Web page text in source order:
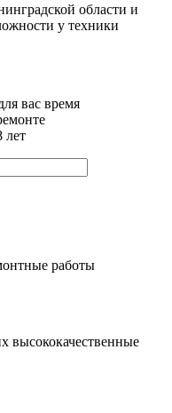
области и
у техники
вас время
лет
работы
высококачественные